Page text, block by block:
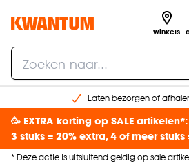
winkels
Laten bezorgen of
Shop online of in onze
Gratis raam advies en
€ 5,- korting op je
🥳 EXTRA korting op SALE
3 stuks = 20% extra, 4 of meer stuks
* Deze actie is uitsluitend geldig op sale